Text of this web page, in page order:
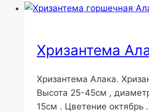
Хризантема
Хризантема Алака.
Высота 25-45см ,
15см . Цветение октябрь